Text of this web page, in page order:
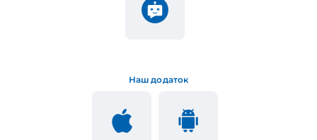
Наш додаток